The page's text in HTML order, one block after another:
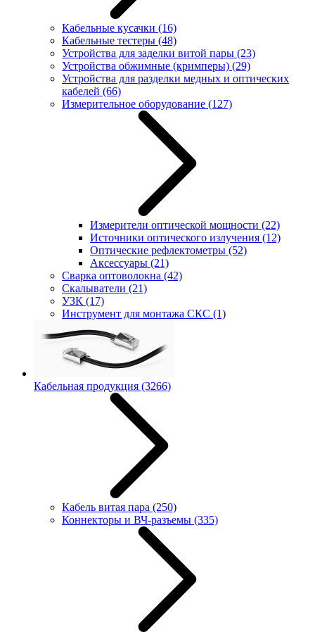
Кабельные кусачки (16)
Кабельные тестеры (48)
Устройства для заделки витой пары (23)
Устройства обжимные (кримперы) (29)
Устройства для разделки медных и оптических
кабелей (66)
Измерительное оборудование (127)
Измерители оптической мощности (22)
Источники оптического излучения (12)
Оптические рефлектометры (52)
Аксессуары (21)
Сварка оптоволокна (42)
Скалыватели (21)
УЗК (17)
Инструмент для монтажа СКС (1)
Кабельная продукция (3266)
Кабель витая пара (250)
Коннекторы и ВЧ-разъемы (335)